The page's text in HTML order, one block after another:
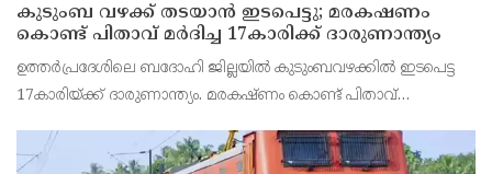
കുടുംബ വഴക്ക് തടയാന്‍ ഇടപെട്ടു; മരകഷണം
കൊണ്ട് പിതാവ് മർദിച്ച 17കാരിക്ക് ദാരുണാന്ത്യം
ഉത്തര്‍പ്രദേശിലെ ബദോഹി ജില്ലയില്‍ കുടുംബവഴക്കില്‍ ഇടപെട്ട
17കാരിയ്ക്ക് ദാരുണാന്ത്യം. മരകഷ്ണം കൊണ്ട് പിതാവ്
പിതാവ് രാജേഷ് യാദവിനെ പൊലീസ് അറസ്റ്റ് ചെയ്തു.